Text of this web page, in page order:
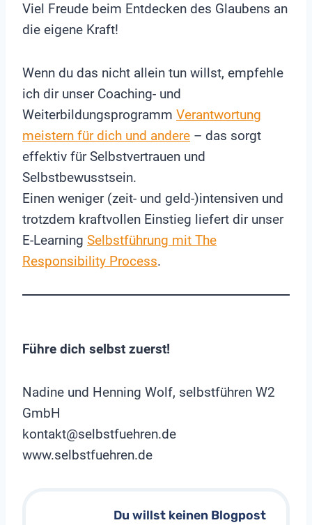
Viel Freude beim Entdecken des Glaubens an
die eigene Kraft!
Wenn du das nicht allein tun willst, empfehle
ich dir unser Coaching- und
Weiterbildungsprogramm Verantwortung
meistern für dich und andere – das sorgt
effektiv für Selbstvertrauen und
Selbstbewusstsein.
Einen weniger (zeit- und geld-)intensiven und
trotzdem kraftvollen Einstieg liefert dir unser
E-Learning Selbstführung mit The
Responsibility Process.
Führe dich selbst zuerst!
Nadine und Henning Wolf, selbstführen W2
GmbH
kontakt@selbstfuehren.de
www.selbstfuehren.de
Du willst keinen Blogpost